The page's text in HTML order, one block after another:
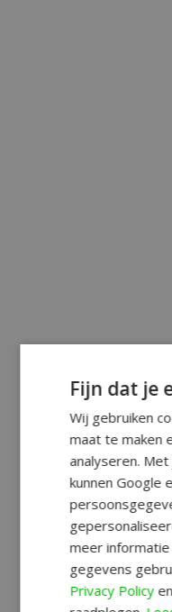
Fijn dat je
Wij gebruiken
maat te maken
analyseren.
kunnen Google
meer
gegevens
Privacy Policy